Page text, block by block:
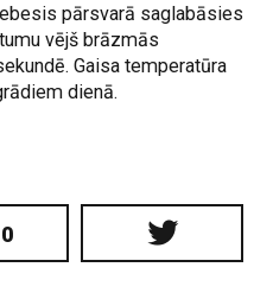
pārsvarā saglabāsies
vējš brāzmās
Gaisa temperatūra
dienā.
0